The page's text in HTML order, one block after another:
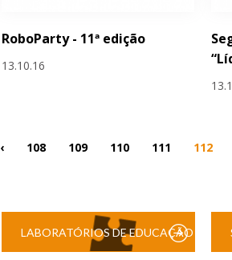
RoboParty - 11ª edição
13.10.16
‹ 108 109 110 111 112
LABORATÓRIOS DE EDUCAÇÃO